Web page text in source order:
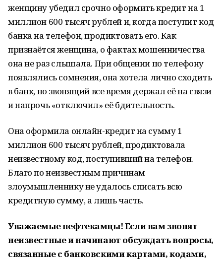
женщину убедил срочно оформить кредит на 1
миллион 600 тысяч рублей и, когда поступит код
банка на телефон, продиктовать его. Как
признаётся женщина, о фактах мошенничества
она не раз слышала. При общении по телефону
появлялись сомнения, она хотела лично сходить
в банк, но звонящий все время держал её на связи
и напрочь «отключил» её бдительность.
Она оформила онлайн-кредит на сумму 1
миллион 600 тысяч рублей, продиктовала
неизвестному код, поступивший на телефон.
Благо по неизвестным причинам
злоумышленнику не удалось списать всю
кредитную сумму, а лишь часть.
Уважаемые нефтекамцы! Если вам звонят
неизвестные и начинают обсуждать вопросы,
связанные с банковскими картами, кодами,